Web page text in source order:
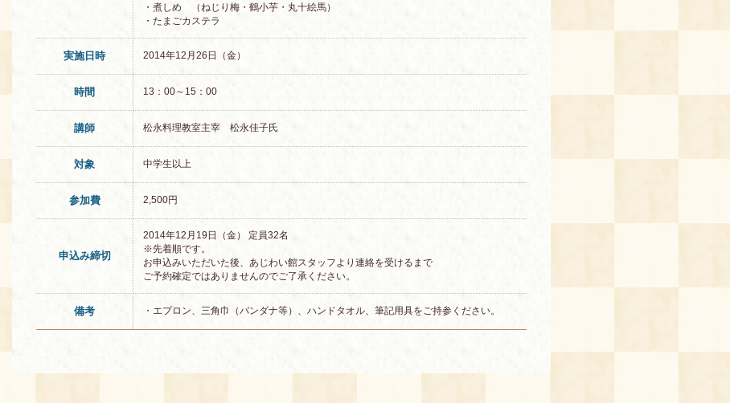
・煮しめ （ねじり梅・鶴小芋・丸十絵馬）
・たまごカステラ
実施日時 2014年12月26日（金）
時間 13：00～15：00
講師 松永料理教室主宰 松永佳子氏
対象 中学生以上
参加費 2,500円
申込み締切
2014年12月19日（金） 定員32名
※先着順です。
お申込みいただいた後、あじわい館スタッフより連絡を受けるまで
ご予約確定ではありませんのでご了承ください。
備考 ・エプロン、三角巾（バンダナ等）、ハンドタオル、筆記用具をご持参ください。